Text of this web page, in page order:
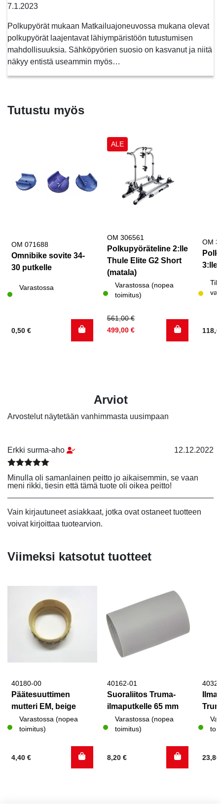
7.1.2023
Polkupyörät mukaan Matkailuajoneuvossa mukana olevat
polkupyörät laajentavat lähiympäristöön tutustumisen
mahdollisuuksia. Sähköpyörien suosio on kasvanut ja niitä
näkyy entistä useammin myös…
Tutustu myös
OM 071688
Omnibike sovite 34-
30 putkelle
Varastossa
0,50 €
ALE
OM 306561
Polkupyöräteline 2:lle
Thule Elite G2 Short
(matala)
Varastossa (nopea
toimitus)
561,00€
Alkuperäinen
hinta
499,00 €
Nykyinen
hinta
OM
3:lle
Arviot
Arvostelut näytetään vanhimmasta uusimpaan
Arvostelu tuotteesta:
Erkki surma-aho 12.12.2022
Minulla oli samanlainen peitto jo aikaisemmin, se vaan
meni rikki, tiesin että tämä tuote oli oikea peitto!
Vain kirjautuneet asiakkaat, jotka ovat ostaneet tuotteen
voivat kirjoittaa tuotearvion.
Viimeksi katsotut tuotteet
40180-00
Päätesuuttimen
mutteri EM, beige
Varastossa (nopea
toimitus)
4,40 €
40162-01
Suoraliitos Truma-
ilmaputkelle 65 mm
Varastossa (nopea
toimitus)
8,20 €